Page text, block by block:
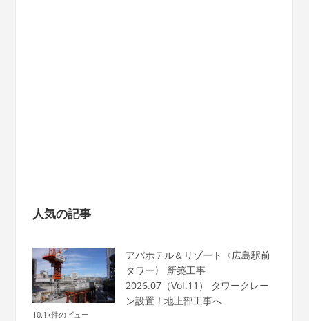
人気の記事
アパホテル＆リゾート〈広島駅前
タワー〉 新築工事
2026.07（Vol.11） タワークレー
ン設置！地上部工事へ
10.1k件のビュー